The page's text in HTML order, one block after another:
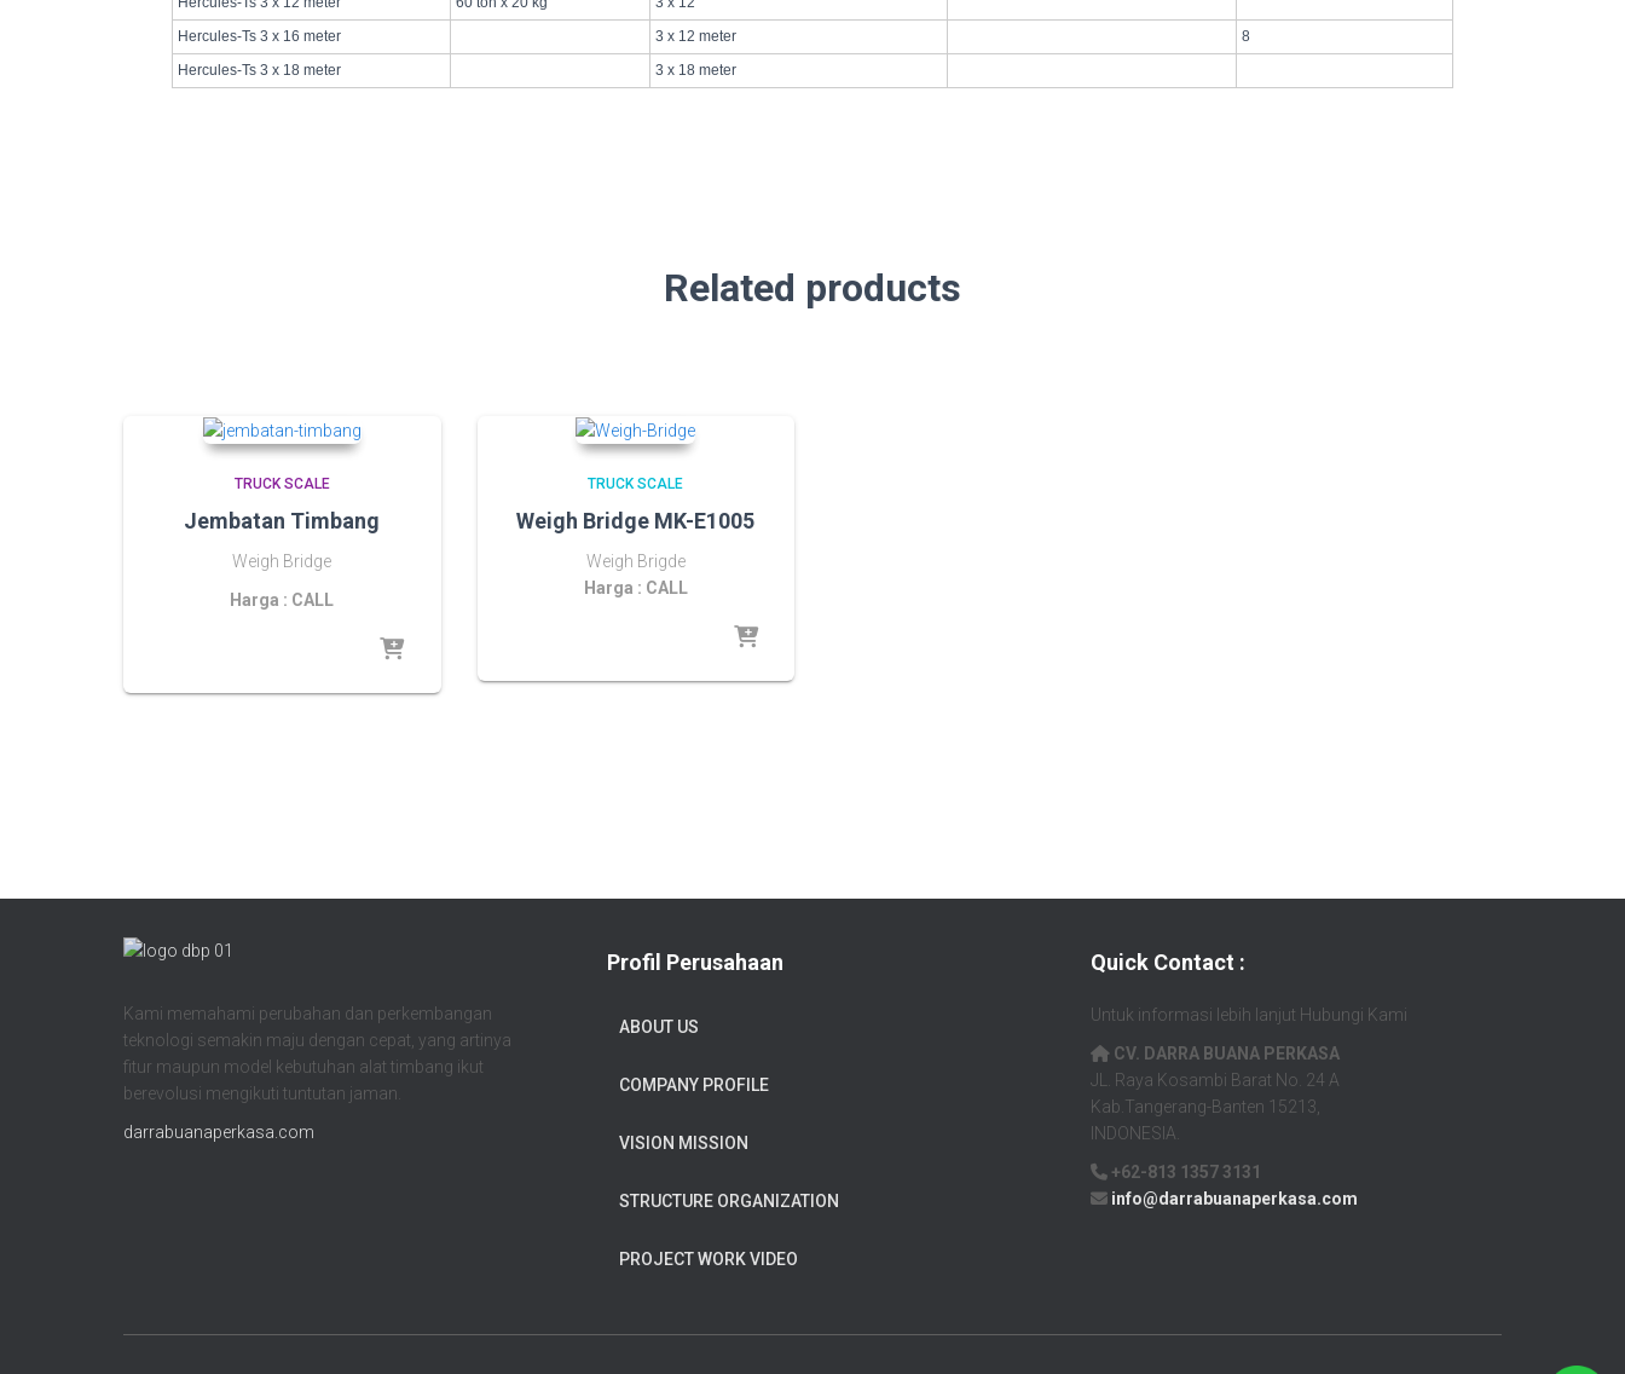
Hercules-Ts 3 x 16 meter
3 x 12 meter
8
Hercules-Ts 3 x 18 meter
3 x 18 meter
Related products
TRUCK SCALE
Jembatan Timbang
Weigh Bridge
Harga : CALL
TRUCK SCALE
Weigh Bridge MK-E1005
Weigh Brigde
Harga : CALL
Kami memahami perubahan dan perkembangan
teknologi semakin maju dengan cepat, yang artinya
fitur maupun model kebutuhan alat timbang ikut
berevolusi mengikuti tuntutan jaman.
darrabuanaperkasa.com
Profil Perusahaan
ABOUT US
COMPANY PROFILE
VISION MISSION
STRUCTURE ORGANIZATION
PROJECT WORK VIDEO
Quick Contact :
Untuk informasi lebih lanjut Hubungi Kami
CV. DARRA BUANA PERKASA
JL. Raya Kosambi Barat No. 24 A
Kab.Tangerang-Banten 15213,
INDONESIA.
+62-813 1357 3131
info@darrabuanaperkasa.com